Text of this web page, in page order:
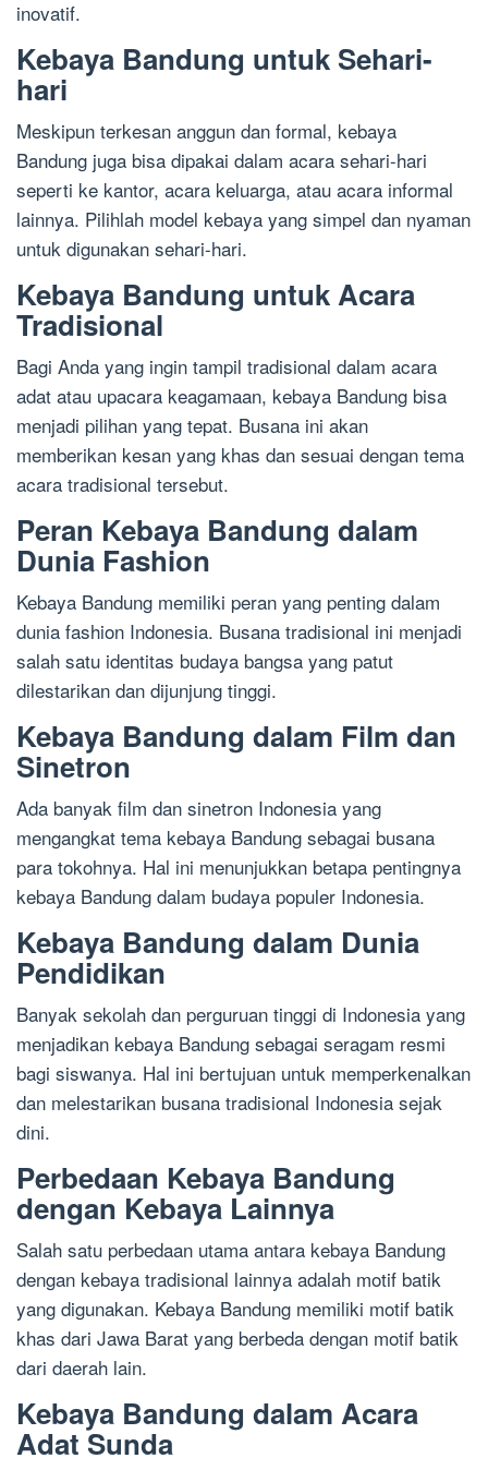
inovatif.
Kebaya Bandung untuk Sehari-
hari
Meskipun terkesan anggun dan formal, kebaya
Bandung juga bisa dipakai dalam acara sehari-hari
seperti ke kantor, acara keluarga, atau acara informal
lainnya. Pilihlah model kebaya yang simpel dan nyaman
untuk digunakan sehari-hari.
Kebaya Bandung untuk Acara
Tradisional
Bagi Anda yang ingin tampil tradisional dalam acara
adat atau upacara keagamaan, kebaya Bandung bisa
menjadi pilihan yang tepat. Busana ini akan
memberikan kesan yang khas dan sesuai dengan tema
acara tradisional tersebut.
Peran Kebaya Bandung dalam
Dunia Fashion
Kebaya Bandung memiliki peran yang penting dalam
dunia fashion Indonesia. Busana tradisional ini menjadi
salah satu identitas budaya bangsa yang patut
dilestarikan dan dijunjung tinggi.
Kebaya Bandung dalam Film dan
Sinetron
Ada banyak film dan sinetron Indonesia yang
mengangkat tema kebaya Bandung sebagai busana
para tokohnya. Hal ini menunjukkan betapa pentingnya
kebaya Bandung dalam budaya populer Indonesia.
Kebaya Bandung dalam Dunia
Pendidikan
Banyak sekolah dan perguruan tinggi di Indonesia yang
menjadikan kebaya Bandung sebagai seragam resmi
bagi siswanya. Hal ini bertujuan untuk memperkenalkan
dan melestarikan busana tradisional Indonesia sejak
dini.
Perbedaan Kebaya Bandung
dengan Kebaya Lainnya
Salah satu perbedaan utama antara kebaya Bandung
dengan kebaya tradisional lainnya adalah motif batik
yang digunakan. Kebaya Bandung memiliki motif batik
khas dari Jawa Barat yang berbeda dengan motif batik
dari daerah lain.
Kebaya Bandung dalam Acara
Adat Sunda